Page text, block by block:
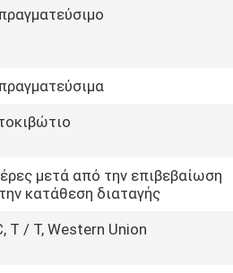
μετά από την επιβεβαίωση
κατάθεση διαταγής
T / T, Western Union